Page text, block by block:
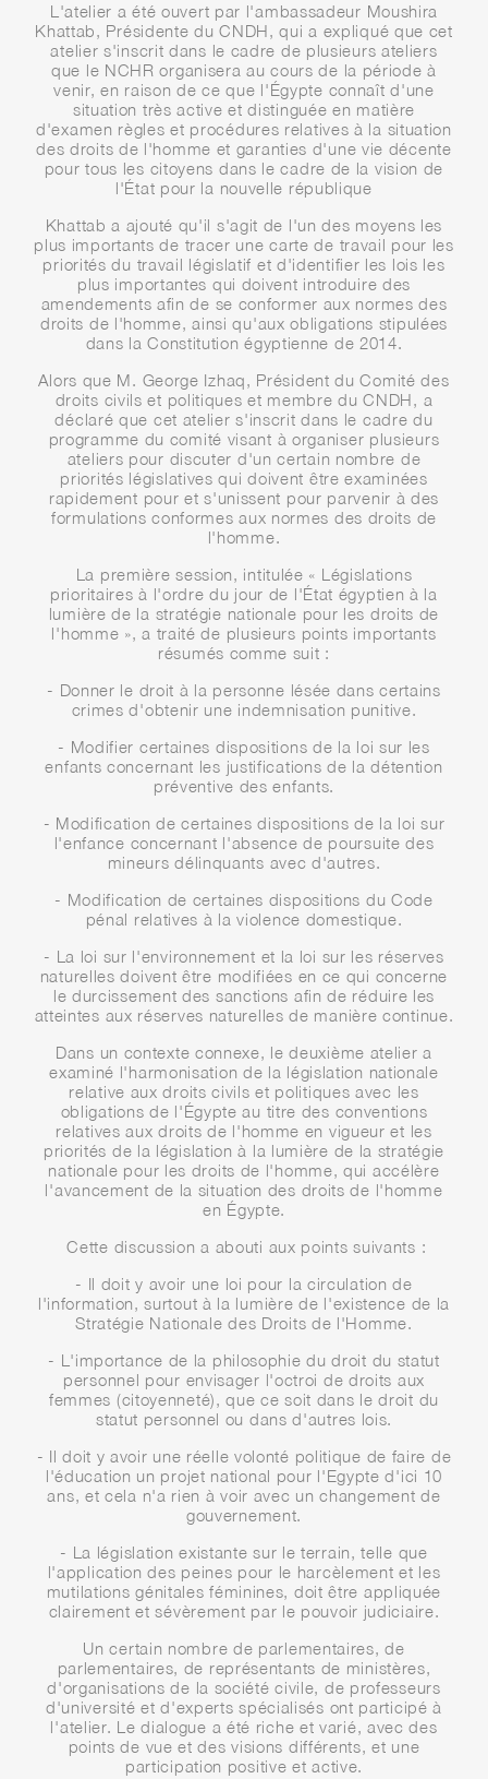
L'atelier a été ouvert par l'ambassadeur Moushira
Khattab, Présidente du CNDH, qui a expliqué que cet
atelier s'inscrit dans le cadre de plusieurs ateliers
que le NCHR organisera au cours de la période à
venir, en raison de ce que l'Égypte connaît d'une
situation très active et distinguée en matière
d'examen règles et procédures relatives à la situation
des droits de l'homme et garanties d'une vie décente
pour tous les citoyens dans le cadre de la vision de
l'État pour la nouvelle république
Khattab a ajouté qu'il s'agit de l'un des moyens les
plus importants de tracer une carte de travail pour les
priorités du travail législatif et d'identifier les lois les
plus importantes qui doivent introduire des
amendements afin de se conformer aux normes des
droits de l'homme, ainsi qu'aux obligations stipulées
dans la Constitution égyptienne de 2014.
Alors que M. George Izhaq, Président du Comité des
droits civils et politiques et membre du CNDH, a
déclaré que cet atelier s'inscrit dans le cadre du
programme du comité visant à organiser plusieurs
ateliers pour discuter d'un certain nombre de
priorités législatives qui doivent être examinées
rapidement pour et s'unissent pour parvenir à des
formulations conformes aux normes des droits de
l'homme.
La première session, intitulée « Législations
prioritaires à l'ordre du jour de l'État égyptien à la
lumière de la stratégie nationale pour les droits de
l'homme », a traité de plusieurs points importants
résumés comme suit :
- Donner le droit à la personne lésée dans certains
crimes d'obtenir une indemnisation punitive.
- Modifier certaines dispositions de la loi sur les
enfants concernant les justifications de la détention
préventive des enfants.
- Modification de certaines dispositions de la loi sur
l'enfance concernant l'absence de poursuite des
mineurs délinquants avec d'autres.
- Modification de certaines dispositions du Code
pénal relatives à la violence domestique.
- La loi sur l'environnement et la loi sur les réserves
naturelles doivent être modifiées en ce qui concerne
le durcissement des sanctions afin de réduire les
atteintes aux réserves naturelles de manière continue.
Dans un contexte connexe, le deuxième atelier a
examiné l'harmonisation de la législation nationale
relative aux droits civils et politiques avec les
obligations de l'Égypte au titre des conventions
relatives aux droits de l'homme en vigueur et les
priorités de la législation à la lumière de la stratégie
nationale pour les droits de l'homme, qui accélère
l'avancement de la situation des droits de l'homme
en Égypte.
Cette discussion a abouti aux points suivants :
- Il doit y avoir une loi pour la circulation de
l'information, surtout à la lumière de l'existence de la
Stratégie Nationale des Droits de l'Homme.
- L'importance de la philosophie du droit du statut
personnel pour envisager l'octroi de droits aux
femmes (citoyenneté), que ce soit dans le droit du
statut personnel ou dans d'autres lois.
- Il doit y avoir une réelle volonté politique de faire de
l'éducation un projet national pour l'Egypte d'ici 10
ans, et cela n'a rien à voir avec un changement de
gouvernement.
- La législation existante sur le terrain, telle que
l'application des peines pour le harcèlement et les
mutilations génitales féminines, doit être appliquée
clairement et sévèrement par le pouvoir judiciaire.
Un certain nombre de parlementaires, de
parlementaires, de représentants de ministères,
d'organisations de la société civile, de professeurs
d'université et d'experts spécialisés ont participé à
l'atelier. Le dialogue a été riche et varié, avec des
points de vue et des visions différents, et une
participation positive et active.